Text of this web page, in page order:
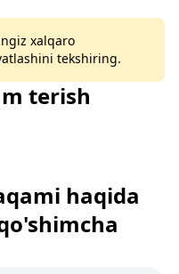
xalqaro
tekshiring.
terish
haqida